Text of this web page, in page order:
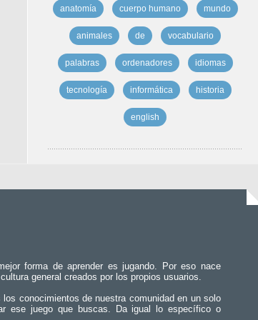
anatomía cuerpo humano mundo
animales de vocabulario
palabras ordenadores idiomas
tecnología informática historia
english
forma de aprender es jugando. Por eso nace
general creados por los propios usuarios.
conocimientos de nuestra comunidad en un solo
ese juego que buscas. Da igual lo específico o